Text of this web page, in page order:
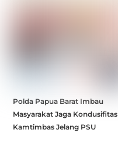
Polda Papua Barat Imbau
Masyarakat Jaga Kondusifitas
Kamtimbas Jelang PSU